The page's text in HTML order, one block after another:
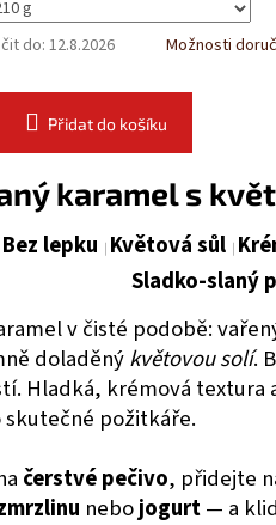
do: 12.8.2026 Možnosti
Přidat do košíku
karamel s
Bez lepku Květová sůl
Sladko-slaný
v čisté podobě:
doladěnýkvětovou solí.
Hladká, krémová textura
požitkáře.
čerstvé pečivo, přidejte
nebojogurt— a